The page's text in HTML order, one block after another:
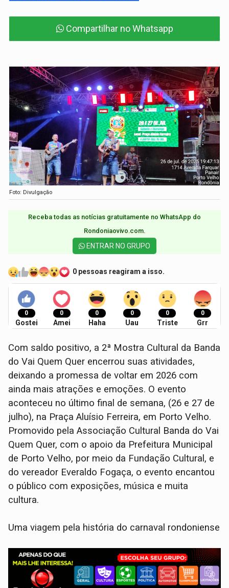
Compartilhar no Whatsapp
Foto: Divulgação
Receba todas as notícias gratuitamente no WhatsApp do
Rondoniaovivo.com.​
ENTRAR NO GRUPO
0 pessoas reagiram a isso.
0
Gostei
0
Amei
0
Haha
0
Uau
0
Triste
0
Grr
Com saldo positivo, a 2ª Mostra Cultural da Banda
do Vai Quem Quer encerrou suas atividades,
deixando a promessa de voltar em 2026 com
ainda mais atrações e emoções. O evento
aconteceu no último final de semana, (26 e 27 de
julho), na Praça Aluísio Ferreira, em Porto Velho.
Promovido pela Associação Cultural Banda do Vai
Quem Quer, com o apoio da Prefeitura Municipal
de Porto Velho, por meio da Fundação Cultural, e
do vereador Everaldo Fogaça, o evento encantou
o público com exposições, música e muita
cultura.
Uma viagem pela história do carnaval rondoniense